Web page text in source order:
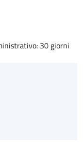
30 giorni